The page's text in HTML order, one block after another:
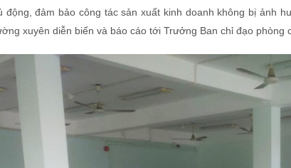
đảm bảo công tác sản xuất kinh doanh không bị ảnh
xuyên diễn biến và báo cáo tới Trưởng Ban chỉ đạo phòng